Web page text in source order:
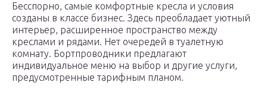
Бесспорно, самые комфортные кресла и условия
созданы в классе бизнес. Здесь преобладает уютный
интерьер, расширенное пространство между
креслами и рядами. Нет очередей в туалетную
комнату. Бортпроводники предлагают
индивидуальное меню на выбор и другие услуги,
предусмотренные тарифным планом.